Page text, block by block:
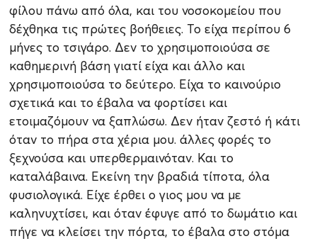
φίλου πάνω από όλα, και του νοσοκομείου που
δέχθηκα τις πρώτες βοήθειες. Το είχα περίπου 6
μήνες το τσιγάρο. Δεν το χρησιμοποιούσα σε
καθημερινή βάση γιατί είχα και άλλο και
χρησιμοποιούσα το δεύτερο. Είχα το καινούριο
σχετικά και το έβαλα να φορτίσει και
ετοιμαζόμουν να ξαπλώσω. Δεν ήταν ζεστό ή κάτι
όταν το πήρα στα χέρια μου. άλλες φορές το
ξεχνούσα και υπερθερμαινόταν. Και το
καταλάβαινα. Εκείνη την βραδιά τίποτα, όλα
φυσιολογικά. Είχε έρθει ο γιος μου να με
καληνυχτίσει, και όταν έφυγε από το δωμάτιο και
πήγε να κλείσει την πόρτα, το έβαλα στο στόμα